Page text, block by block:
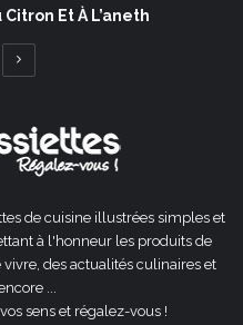
Et À L’aneth
Page
de cuisine illustrées simples et
à l'honneur les produits de
des actualités culinaires et
...
sens et régalez-vous !